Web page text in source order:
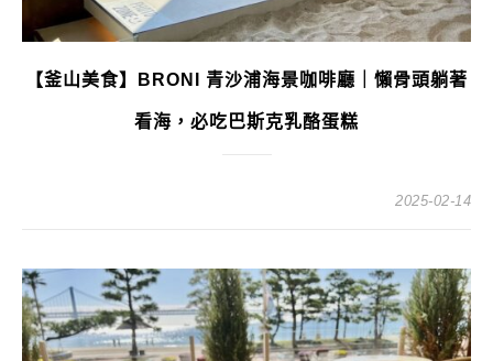
【釜山美食】BRONI 青沙浦海景咖啡廳｜懶骨頭躺著
看海，必吃巴斯克乳酪蛋糕
2025-02-14